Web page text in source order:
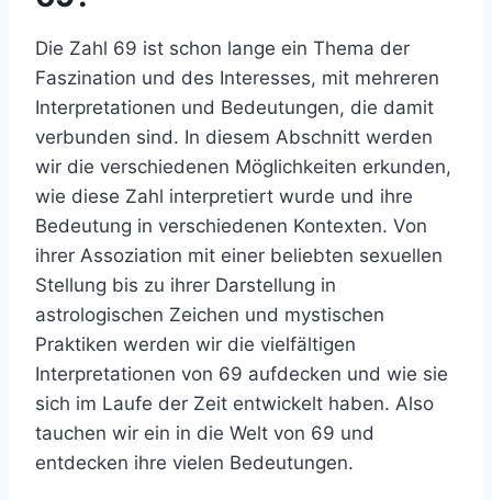
Die Zahl 69 ist schon lange ein Thema der
Faszination und des Interesses, mit mehreren
Interpretationen und Bedeutungen, die damit
verbunden sind. In diesem Abschnitt werden
wir die verschiedenen Möglichkeiten erkunden,
wie diese Zahl interpretiert wurde und ihre
Bedeutung in verschiedenen Kontexten. Von
ihrer Assoziation mit einer beliebten sexuellen
Stellung bis zu ihrer Darstellung in
astrologischen Zeichen und mystischen
Praktiken werden wir die vielfältigen
Interpretationen von 69 aufdecken und wie sie
sich im Laufe der Zeit entwickelt haben. Also
tauchen wir ein in die Welt von 69 und
entdecken ihre vielen Bedeutungen.